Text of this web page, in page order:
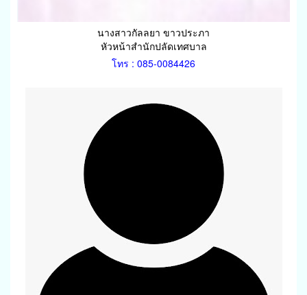
นางสาวกัลลยา ขาวประภา
หัวหน้าสำนักปลัดเทศบาล
โทร : 085-0084426